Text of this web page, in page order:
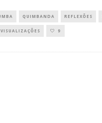
QUIMBANDA REFLEXÕES
9